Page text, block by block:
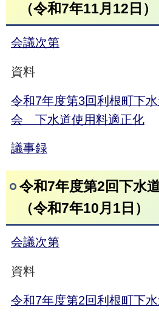
（令和7年11月12日）
会議次第
資料
令和7年度第3回利根町下
会 下水道使用料適正化
議事録
令和7年度第2回下水
（令和7年10月1日）
会議次第
資料
令和7年度第2回利根町下